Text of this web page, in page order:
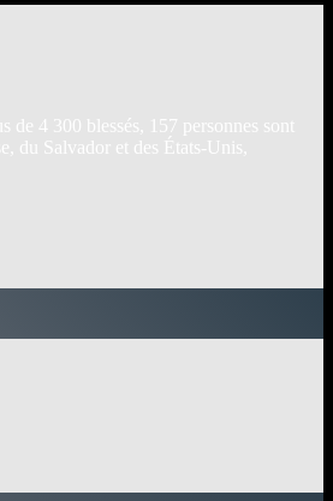
4 300 blessés, 157 personnes sont
du Salvador et des États-Unis,